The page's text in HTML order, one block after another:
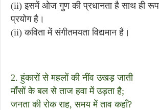
(ii) इसमें ओज गुण की प्रधानता है साथ ही
प्रयोग है।
(ii) कविता में संगीतमयता विद्यमान है।
2. हुंकारों से महलों की नींव उखड़ जाती
माँसों के बल से ताज हवा में उड़ता है;
जनता की रोक राह, समय में ताव कहाँ?